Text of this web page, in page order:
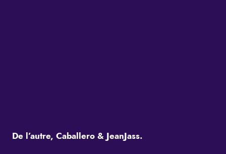
De l’autre, Caballero & JeanJass.